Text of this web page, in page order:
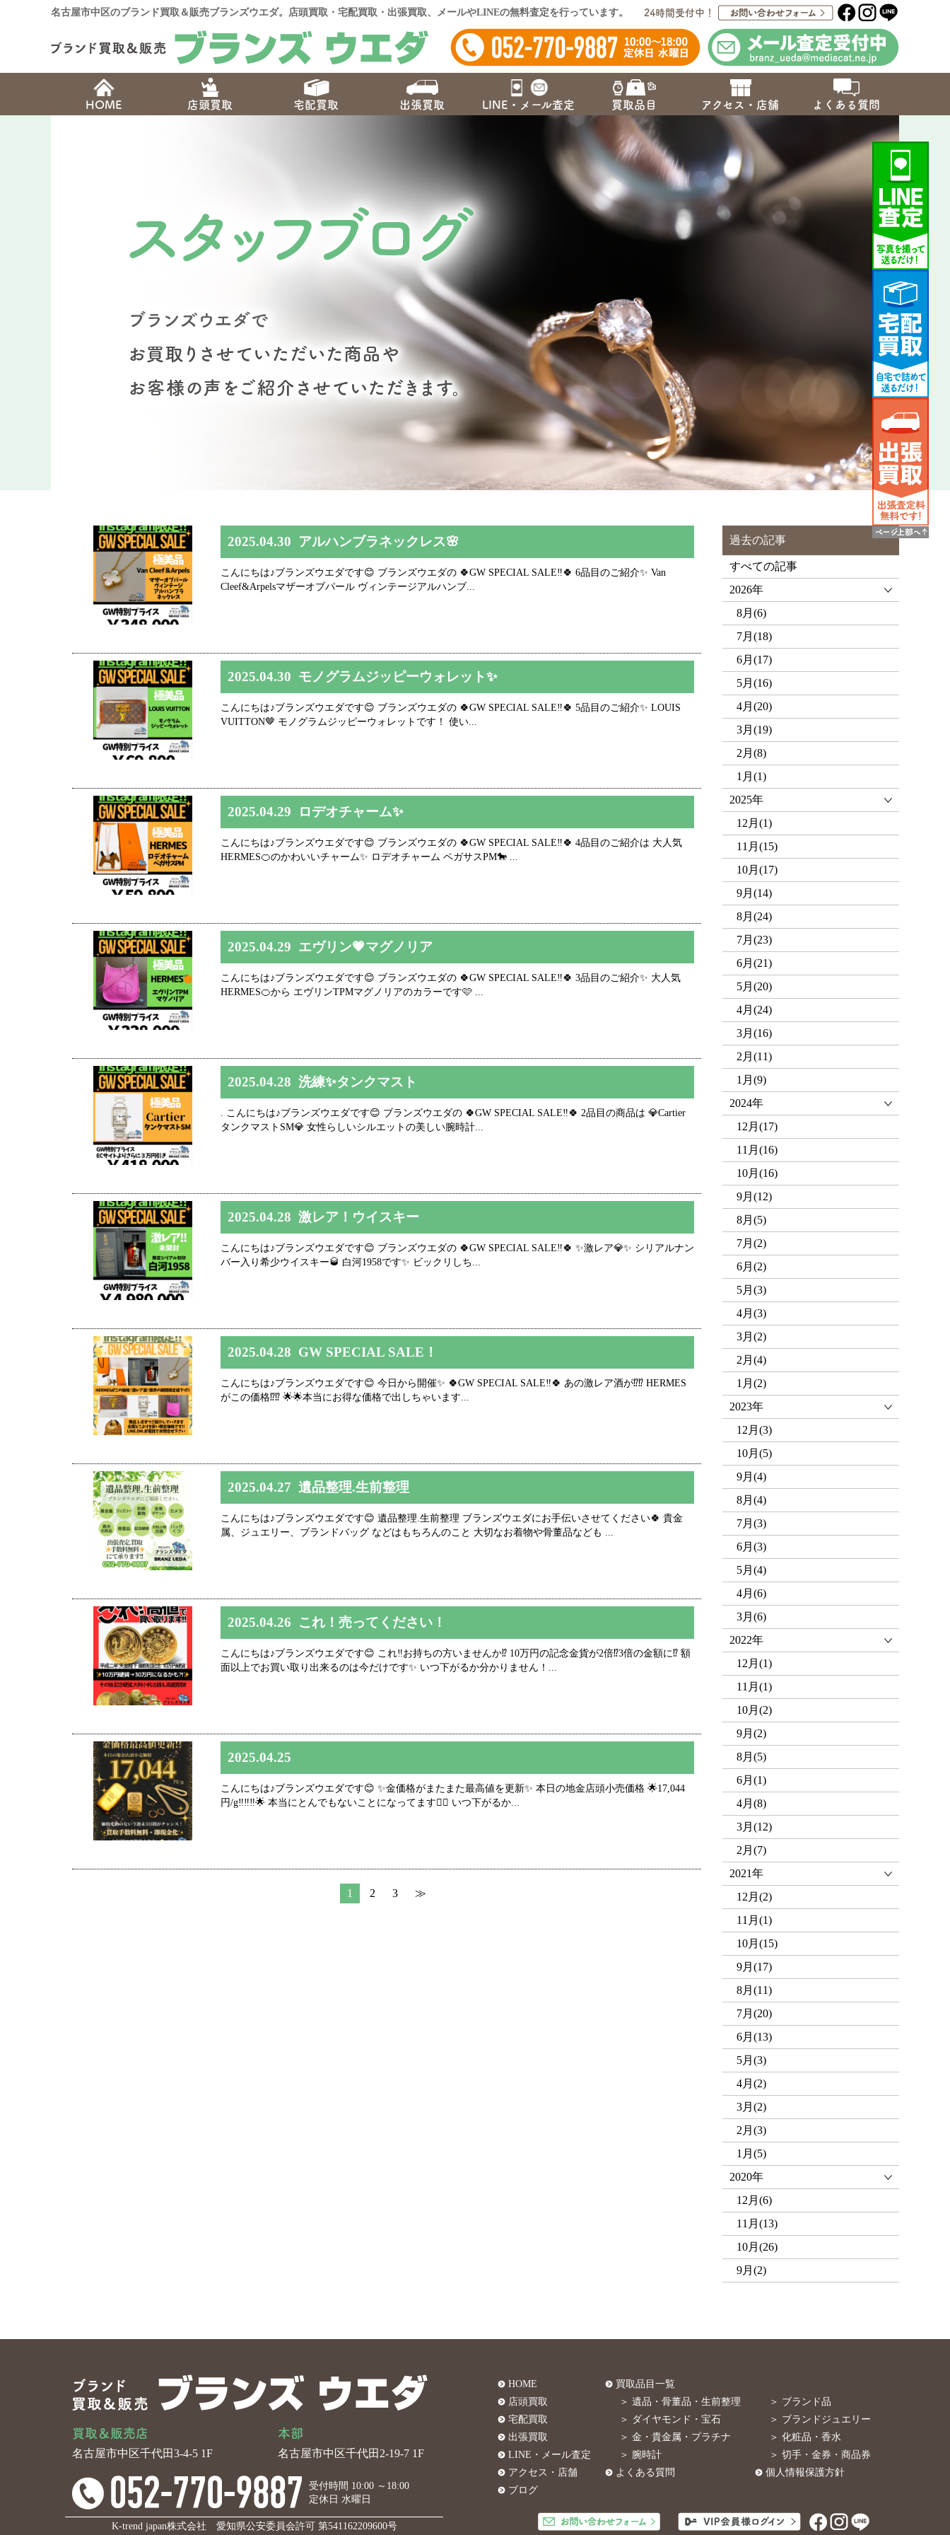
名古屋市中区のブランド買取＆販売ブランズウエダ。店頭買取・宅配買取・出張買取、メールやLINEの無料査定を行っています。 24時間受付中！
HOME 店頭買取 宅配買取 出張買取 LINE・ メール査定 買取品目 アクセス・店舗 よくある質問
2025.04.30 アルハンブラネックレス🌸
こんにちは♪ブランズウエダです😊 ブランズウエダの 🍀GW SPECIAL SALE‼️🍀 6品目のご紹介✨ Van
Cleef&Arpelsマザーオブパール ヴィンテージアルハンブ...
2025.04.30 モノグラムジッピーウォレット✨
こんにちは♪ブランズウエダです😊 ブランズウエダの 🍀GW SPECIAL SALE‼️🍀 5品目のご紹介✨ LOUIS
VUITTON🤎 モノグラムジッピーウォレットです！ 使い...
2025.04.29 ロデオチャーム✨
こんにちは♪ブランズウエダです😊 ブランズウエダの 🍀GW SPECIAL SALE‼️🍀 4品目のご紹介は 大人気
HERMES🍊のかわいいチャーム✨ ロデオチャーム ペガサスPM🐎 ...
2025.04.29 エヴリン💗マグノリア
こんにちは♪ブランズウエダです😊 ブランズウエダの 🍀GW SPECIAL SALE‼️🍀 3品目のご紹介✨ 大人気
HERMES🍊から エヴリンTPMマグノリアのカラーです🩷 ...
2025.04.28 洗練✨タンクマスト
. こんにちは♪ブランズウエダです😊 ブランズウエダの 🍀GW SPECIAL SALE‼️🍀 2品目の商品は 💎Cartier
タンクマストSM💎 女性らしいシルエットの美しい腕時計...
2025.04.28 激レア！ウイスキー
こんにちは♪ブランズウエダです😊 ブランズウエダの 🍀GW SPECIAL SALE‼️🍀 ✨激レア💎✨ シリアルナン
バー入り希少ウイスキー🥃 白河1958です✨ ビックリしち...
2025.04.28 GW SPECIAL SALE！
こんにちは♪ブランズウエダです😊 今日から開催✨ 🍀GW SPECIAL SALE‼️🍀 あの激レア酒が⁉️⁉️ HERMES
がこの価格⁉️⁉️ 🌟🌟本当にお得な価格で出しちゃいます...
2025.04.27 遺品整理.生前整理
こんにちは♪ブランズウエダです😊 遺品整理.生前整理 ブランズウエダにお手伝いさせてください🍀 貴金
属、ジュエリー、ブランドバッグ などはもちろんのこと 大切なお着物や骨董品なども ...
2025.04.26 これ！売ってください！
こんにちは♪ブランズウエダです😊 これ‼️お持ちの方いませんか⁉️ 10万円の記念金貨が2倍⁉️3倍の金額に⁉️ 額
面以上でお買い取り出来るのは今だけです✨ いつ下がるか分かりません！...
2025.04.25
こんにちは♪ブランズウエダです😊 ✨金価格がまたまた最高値を更新✨ 本日の地金店頭小売価格 🌟17,044
円/g‼️‼️‼️🌟 本当にとんでもないことになってます😵‍💫 いつ下がるか...
1 2 3 ≫
過去の記事
すべての記事
2026年
8月(6)
7月(18)
6月(17)
5月(16)
4月(20)
3月(19)
2月(8)
1月(1)
2025年
12月(1)
11月(15)
10月(17)
9月(14)
8月(24)
7月(23)
6月(21)
5月(20)
4月(24)
3月(16)
2月(11)
1月(9)
2024年
12月(17)
11月(16)
10月(16)
9月(12)
8月(5)
7月(2)
6月(2)
5月(3)
4月(3)
3月(2)
2月(4)
1月(2)
2023年
12月(3)
10月(5)
9月(4)
8月(4)
7月(3)
6月(3)
5月(4)
4月(6)
3月(6)
2022年
12月(1)
11月(1)
10月(2)
9月(2)
8月(5)
6月(1)
4月(8)
3月(12)
2月(7)
2021年
12月(2)
11月(1)
10月(15)
9月(17)
8月(11)
7月(20)
6月(13)
5月(3)
4月(2)
3月(2)
2月(3)
1月(5)
2020年
12月(6)
11月(13)
10月(26)
9月(2)
買取＆販売店
名古屋市中区千代田3-4-5 1F
本部
名古屋市中区千代田2-19-7 1F
受付時間 10:00 ～18:00
定休日 水曜日
K-trend japan株式会社 愛知県公安委員会許可 第541162209600号
HOME
店頭買取
宅配買取
出張買取
LINE・メール査定
アクセス・店舗
ブログ
買取品目一覧
＞ 遺品・骨董品・生前整理
＞ ダイヤモンド・宝石
＞ 金・貴金属・プラチナ
＞ 腕時計
よくある質問
＞ ブランド品
＞ ブランドジュエリー
＞ 化粧品・香水
＞ 切手・金券・商品券
個人情報保護方針